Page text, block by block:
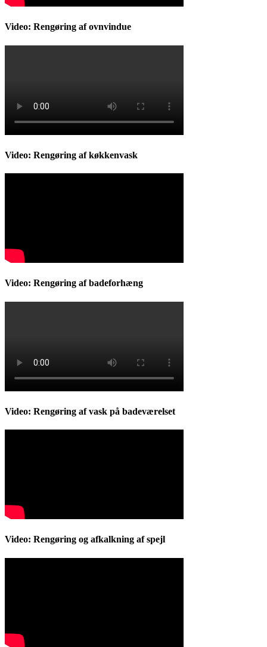
Video: Rengøring af ovnvindue
Video: Rengøring af køkkenvask
Video: Rengøring af badeforhæng
Video: Rengøring af vask på badeværelset
Video: Rengøring og afkalkning af spejl